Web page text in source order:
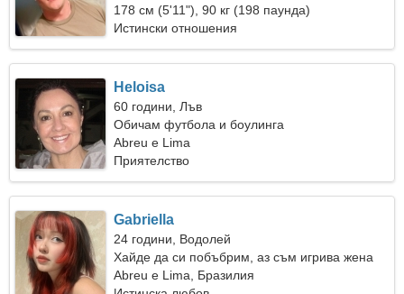
жена
178 см (5'11"), 90 кг (198 паунда)
Истински отношения
Heloisa
60 години, Лъв
Обичам футбола и боулинга
Abreu e Lima
Приятелство
Gabriella
24 години, Водолей
Хайде да си побъбрим, аз съм игрива жена
Abreu e Lima, Бразилия